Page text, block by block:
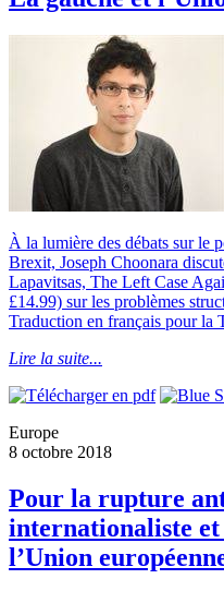
À la lumière des débats sur le
Brexit, Joseph Choonara
Lapavitsas, The Left Case
£14.99) sur les problèmes
Traduction en français pour la
Lire la suite...
Europe
8 octobre 2018
Pour la rupture
internationaliste
l’Union